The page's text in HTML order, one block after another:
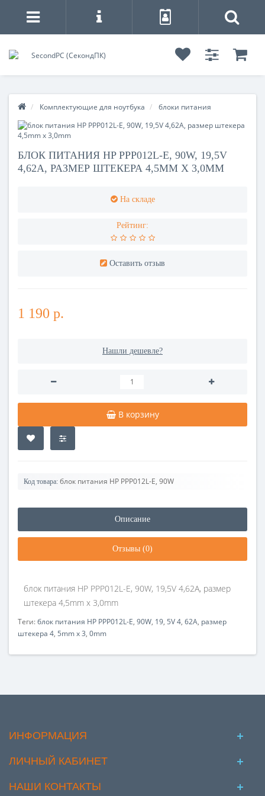
Комплектующие для ноутбука блоки питания
БЛОК ПИТАНИЯ HP PPP012L-E, 90W, 19,5V
4,62A, РАЗМЕР ШТЕКЕРА 4,5MM X 3,0MM
На складе
Рейтинг:
Оставить отзыв
1 190 р.
Нашли дешевле?
В корзину
Код товара: блок питания HP PPP012L-E, 90W
Описание
Отзывы (0)
блок питания HP PPP012L-E, 90W, 19,5V 4,62A, размер
штекера 4,5mm x 3,0mm
Теги:блок питания HP PPP012L-E, 90W, 19, 5V 4, 62A, размер
штекера 4, 5mm x 3, 0mm
ИНФОРМАЦИЯ
ЛИЧНЫЙ КАБИНЕТ
НАШИ КОНТАКТЫ